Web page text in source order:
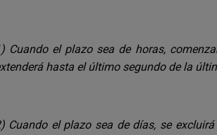
Cuando el plazo sea de horas,
hasta el último segundo de la
Cuando el plazo sea de días, se